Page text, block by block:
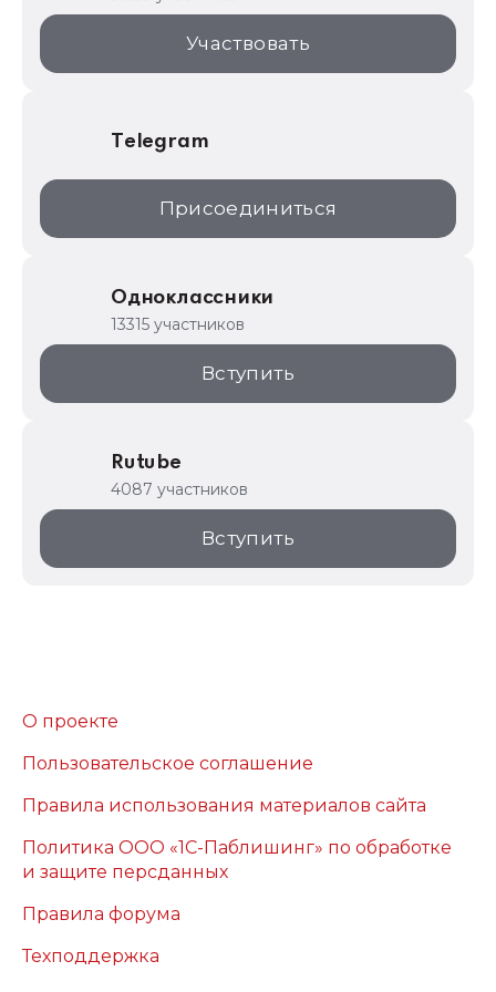
1С:Торговая площадка
Участвовать
Telegram
Присоединиться
Одноклассники
13315 участников
Вступить
Rutube
4087 участников
Вступить
О проекте
Пользовательское соглашение
Правила использования материалов сайта
Политика ООО «1С-Паблишинг» по обработке
и защите персданных
Правила форума
Техподдержка